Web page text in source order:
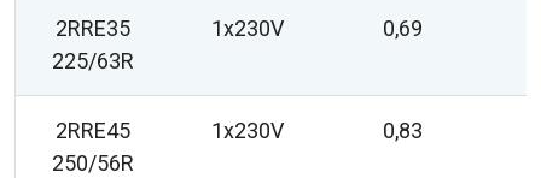
2RRE35
225/63R
1x230V 0,69
2RRE45
250/56R
1x230V 0,83